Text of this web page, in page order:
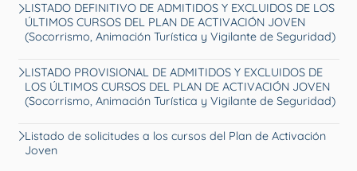
LISTADO DEFINITIVO DE ADMITIDOS Y EXCLUIDOS DE LOS
ÚLTIMOS CURSOS DEL PLAN DE ACTIVACIÓN JOVEN
(Socorrismo, Animación Turística y Vigilante de Seguridad)
LISTADO PROVISIONAL DE ADMITIDOS Y EXCLUIDOS DE
LOS ÚLTIMOS CURSOS DEL PLAN DE ACTIVACIÓN JOVEN
(Socorrismo, Animación Turística y Vigilante de Seguridad)
Listado de solicitudes a los cursos del Plan de Activación
Joven